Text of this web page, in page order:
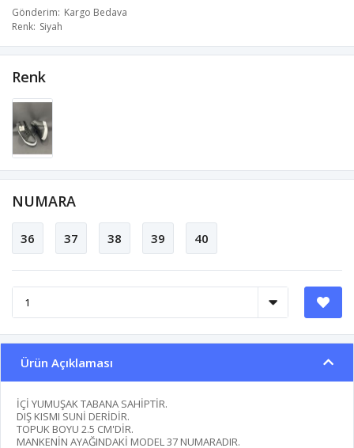
Gönderim Kargo Bedava
Renk Siyah
Renk
NUMARA
36 37 38 39 40
Ürün Açıklaması
İÇİ YUMUŞAK TABANA SAHİPTİR.
DIŞ KISMI SUNİ DERİDİR.
TOPUK BOYU 2.5 CM'DİR.
MANKENİN AYAĞINDAKİ MODEL 37 NUMARADIR.